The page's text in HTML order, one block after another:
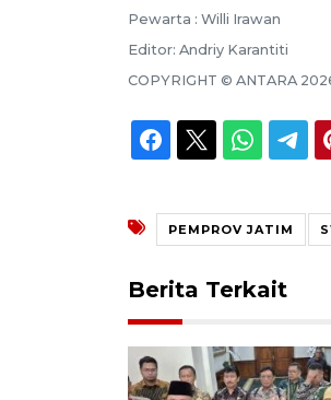
Pewarta : Willi Irawan
Editor: Andriy Karantiti
COPYRIGHT © ANTARA
PEMPROV JATIM
Berita Terkait